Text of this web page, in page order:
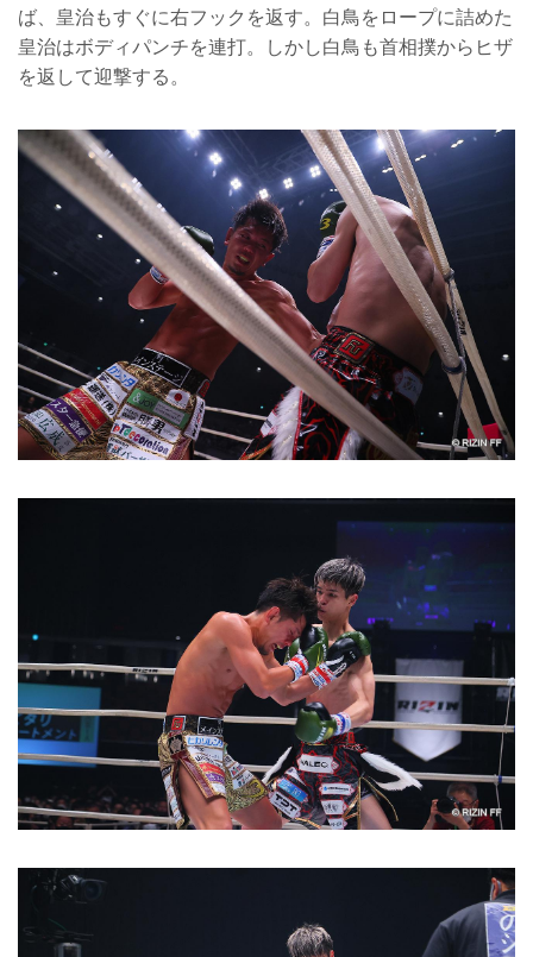
ば、皇治もすぐに右フックを返す。白鳥をロープに詰めた
皇治はボディパンチを連打。しかし白鳥も首相撲からヒザ
を返して迎撃する。